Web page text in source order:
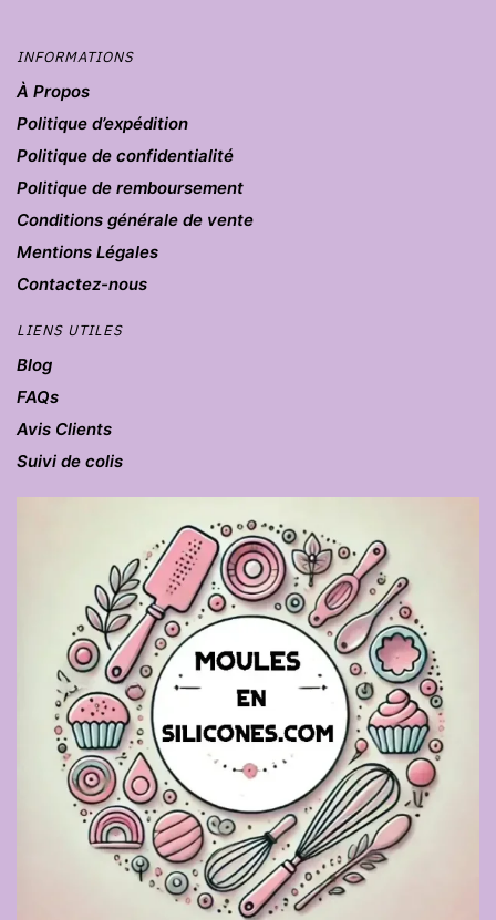
INFORMATIONS
À Propos
Politique d’expédition
Politique de confidentialité
Politique de remboursement
Conditions générale de vente
Mentions Légales
Contactez-nous
LIENS UTILES
Blog
FAQs
Avis Clients
Suivi de colis